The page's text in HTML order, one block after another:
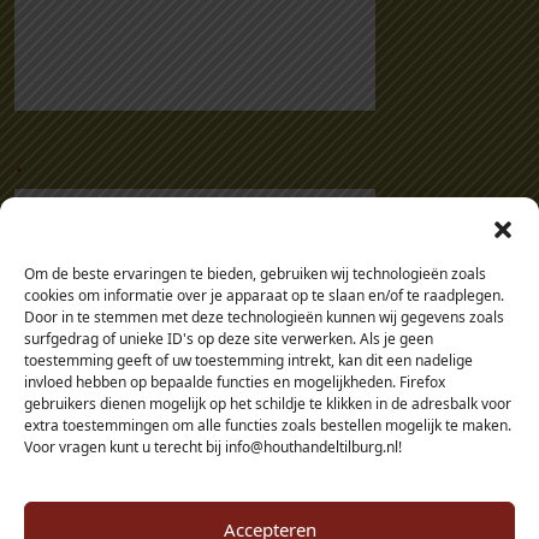
Om de beste ervaringen te bieden, gebruiken wij technologieën zoals
cookies om informatie over je apparaat op te slaan en/of te raadplegen.
Door in te stemmen met deze technologieën kunnen wij gegevens zoals
surfgedrag of unieke ID's op deze site verwerken. Als je geen
toestemming geeft of uw toestemming intrekt, kan dit een nadelige
invloed hebben op bepaalde functies en mogelijkheden. Firefox
gebruikers dienen mogelijk op het schildje te klikken in de adresbalk voor
extra toestemmingen om alle functies zoals bestellen mogelijk te maken.
Voor vragen kunt u terecht bij info@houthandeltilburg.nl!
Accepteren
.